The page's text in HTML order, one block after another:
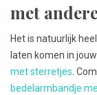
met
Het is natuurlijk
laten komen in
met sterretjes .
bedelarmbandje